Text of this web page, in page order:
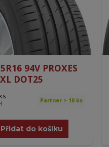
94V PROXES
DOT25
Partner > 10 ks
Přidat do košíku